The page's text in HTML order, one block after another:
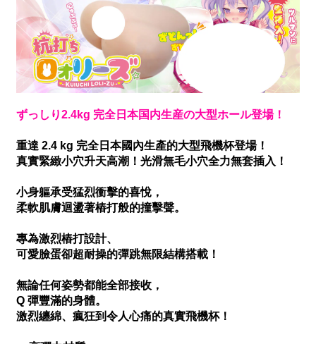
ずっしり2.4kg 完全日本国内生産の大型ホール登場！
重達 2.4 kg 完全日本國內生產的大型飛機杯登場！
真實緊緻小穴升天高潮！光滑無毛小穴全力無套插入！
小身軀承受猛烈衝擊的喜悅，
柔軟肌膚迴盪著樁打般的撞擊聲。
專為激烈樁打設計、
可愛臉蛋卻超耐操的彈跳無限結構搭載！
無論任何姿勢都能全部接收，
Q 彈豐滿的身體。
激烈纏綿、瘋狂到令人心痛的真實飛機杯！